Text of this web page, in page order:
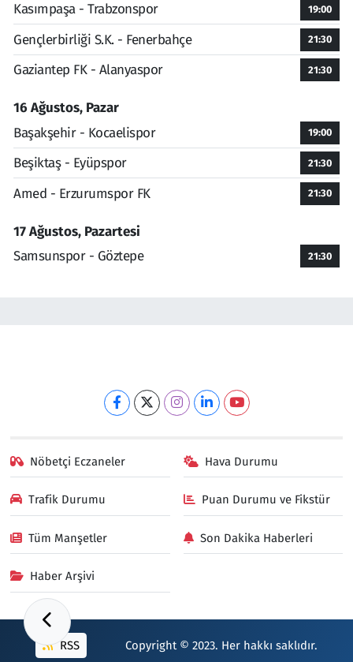
Kasımpaşa - Trabzonspor 19:00
Gençlerbirliği S.K. - Fenerbahçe 21:30
Gaziantep FK - Alanyaspor 21:30
16 Ağustos, Pazar
Başakşehir - Kocaelispor
19:00
Beşiktaş - Eyüpspor 21:30
Amed - Erzurumspor FK 21:30
17 Ağustos, Pazartesi
Samsunspor - Göztepe
21:30
Nöbetçi Eczaneler Hava Durumu
Trafik Durumu Puan Durumu ve Fikstür
Tüm Manşetler Son Dakika Haberleri
Haber Arşivi
RSS Copyright © 2023. Her hakkı saklıdır.